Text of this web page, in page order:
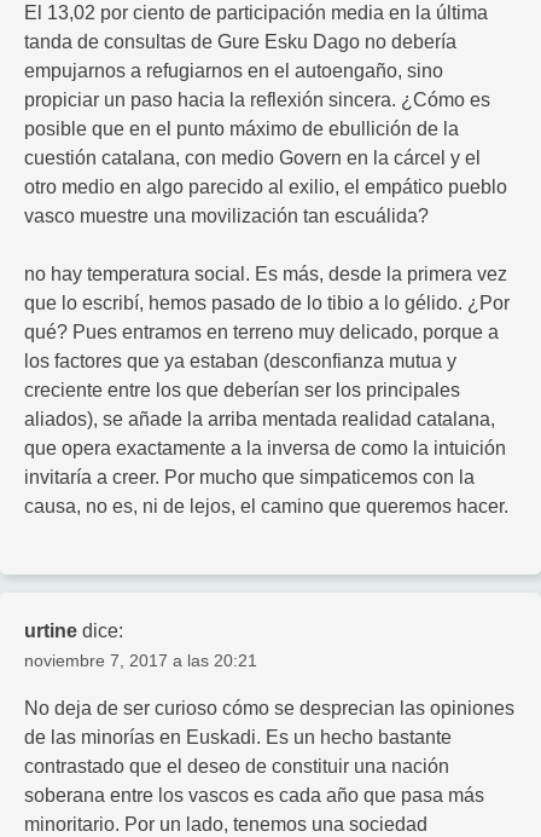
El 13,02 por ciento de participación media en la última
tanda de consultas de Gure Esku Dago no debería
empujarnos a refugiarnos en el autoengaño, sino
propiciar un paso hacia la reflexión sincera. ¿Cómo es
posible que en el punto máximo de ebullición de la
cuestión catalana, con medio Govern en la cárcel y el
otro medio en algo parecido al exilio, el empático pueblo
vasco muestre una movilización tan escuálida?
no hay temperatura social. Es más, desde la primera vez
que lo escribí, hemos pasado de lo tibio a lo gélido. ¿Por
qué? Pues entramos en terreno muy delicado, porque a
los factores que ya estaban (desconfianza mutua y
creciente entre los que deberían ser los principales
aliados), se añade la arriba mentada realidad catalana,
que opera exactamente a la inversa de como la intuición
invitaría a creer. Por mucho que simpaticemos con la
causa, no es, ni de lejos, el camino que queremos hacer.
urtine dice:
noviembre 7, 2017 a las 20:21
No deja de ser curioso cómo se desprecian las opiniones
de las minorías en Euskadi. Es un hecho bastante
contrastado que el deseo de constituir una nación
soberana entre los vascos es cada año que pasa más
minoritario. Por un lado, tenemos una sociedad